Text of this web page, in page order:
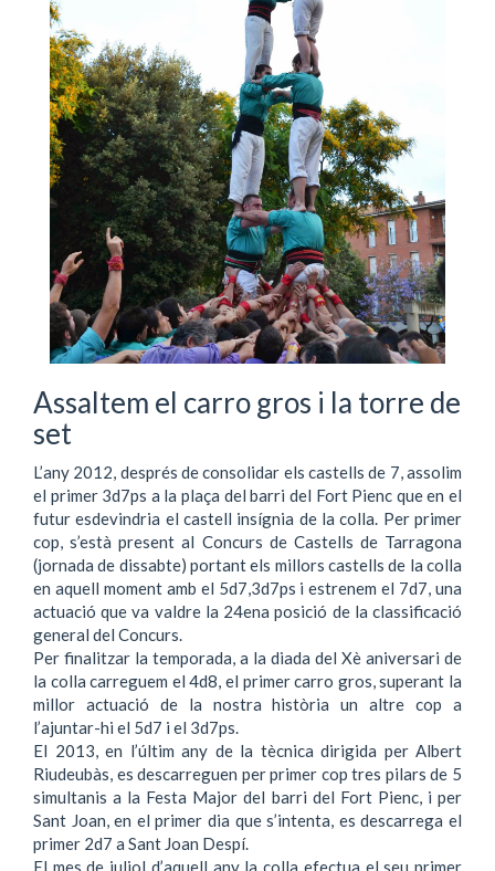
Assaltem el carro gros i la torre de
set
L’any 2012, després de consolidar els castells de 7, assolim
el primer 3d7ps a la plaça del barri del Fort Pienc que en el
futur esdevindria el castell insígnia de la colla. Per primer
cop, s’està present al Concurs de Castells de Tarragona
(jornada de dissabte) portant els millors castells de la colla
en aquell moment amb el 5d7,3d7ps i estrenem el 7d7, una
actuació que va valdre la 24ena posició de la classificació
general del Concurs.
Per finalitzar la temporada, a la diada del Xè aniversari de
la colla carreguem el 4d8, el primer carro gros, superant la
millor actuació de la nostra història un altre cop a
l’ajuntar-hi el 5d7 i el 3d7ps.
El 2013, en l’últim any de la tècnica dirigida per Albert
Riudeubàs, es descarreguen per primer cop tres pilars de 5
simultanis a la Festa Major del barri del Fort Pienc, i per
Sant Joan, en el primer dia que s’intenta, es descarrega el
primer 2d7 a Sant Joan Despí.
El mes de juliol d’aquell any la colla efectua el seu primer